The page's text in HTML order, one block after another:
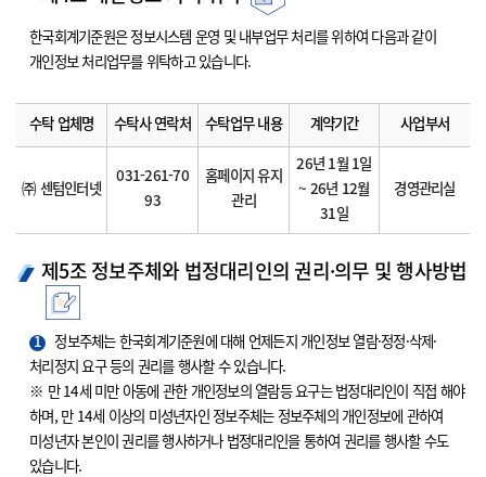
한국회계기준원은 정보시스템 운영 및 내부업무 처리를 위하여 다음과 같이
개인정보 처리업무를 위탁하고 있습니다.
수탁 업체명 수탁사 연락처 수탁업무 내용 계약기간 사업부서
㈜ 센텀인터넷
031-261-70
93
홈페이지 유지
관리
26년 1월 1일
~ 26년 12월
31일
경영관리실
제5조 정보주체와 법정대리인의 권리·의무 및 행사방법
1
정보주체는 한국회계기준원에 대해 언제든지 개인정보 열람·정정·삭제·
처리정지 요구 등의 권리를 행사할 수 있습니다.
※ 만 14세 미만 아동에 관한 개인정보의 열람등 요구는 법정대리인이 직접 해야
하며, 만 14세 이상의 미성년자인 정보주체는 정보주체의 개인정보에 관하여
미성년자 본인이 권리를 행사하거나 법정대리인을 통하여 권리를 행사할 수도
있습니다.